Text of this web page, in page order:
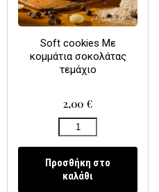
Soft cookies Με
κομμάτια σοκολάτας
τεμάχιο
2,00 €
Προσθήκη στο
καλάθι